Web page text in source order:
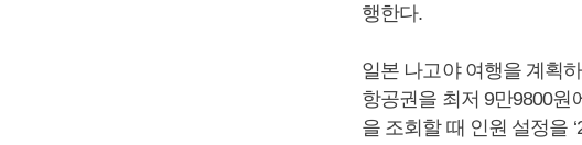
행한다.
일본 나고야 여행을 계획
항공권을 최저 9만9800원
을 조회할 때 인원 설정을